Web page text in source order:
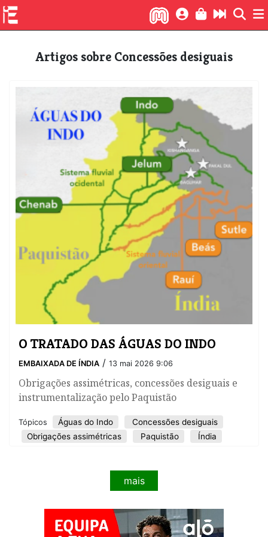
Artigos sobre Concessões desiguais
O TRATADO DAS ÁGUAS DO INDO
EMBAIXADA DE ÍNDIA / 13 mai 2026 9:06
Obrigações assimétricas, concessões desiguais e
instrumentalização pelo Paquistão
Tópicos Águas do Indo
Concessões desiguais
Obrigações assimétricas
Paquistão Índia
mais